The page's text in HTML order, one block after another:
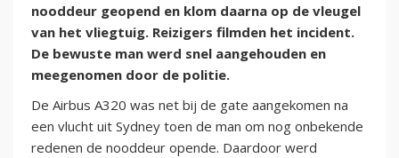
nooddeur geopend en klom daarna op de vleugel
van het vliegtuig. Reizigers filmden het incident.
De bewuste man werd snel aangehouden en
meegenomen door de politie.
De Airbus A320 was net bij de gate aangekomen na
een vlucht uit Sydney toen de man om nog onbekende
redenen de nooddeur opende. Daardoor werd